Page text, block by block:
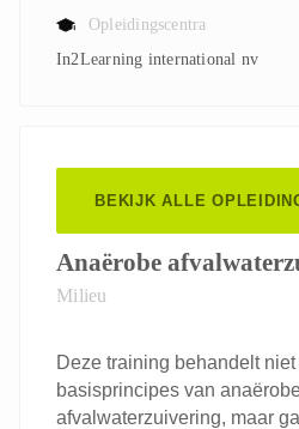
Opleidingscentra
In2Learning international nv
BEKIJK ALLE
Anaërobe
Milieu
Deze training behandelt
basisprincipes van
afvalwaterzuivering, maar